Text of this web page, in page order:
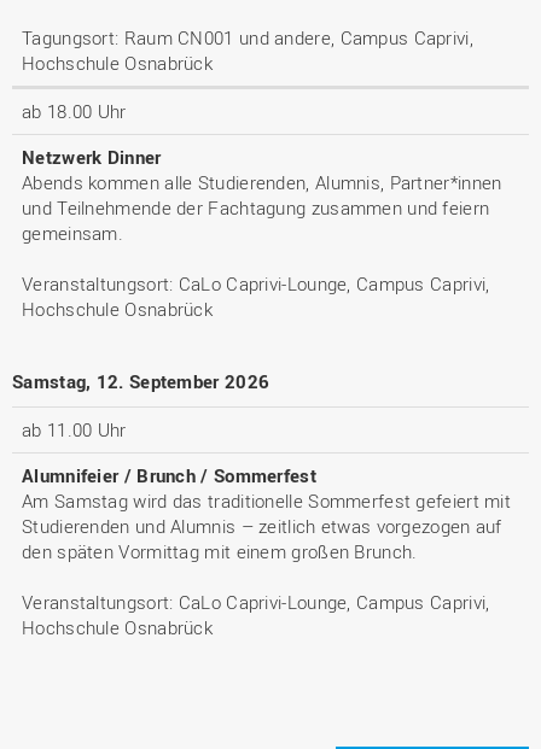
Tagungsort: Raum CN001 und andere, Campus Caprivi,
Hochschule Osnabrück
ab 18.00 Uhr
Netzwerk Dinner
Abends kommen alle Studierenden, Alumnis, Partner*innen
und Teilnehmende der Fachtagung zusammen und feiern
gemeinsam.
Veranstaltungsort: CaLo Caprivi-Lounge, Campus Caprivi,
Hochschule Osnabrück
Samstag, 12. September 2026
ab 11.00 Uhr
Alumnifeier / Brunch / Sommerfest
Am Samstag wird das traditionelle Sommerfest gefeiert mit
Studierenden und Alumnis – zeitlich etwas vorgezogen auf
den späten Vormittag mit einem großen Brunch.
Veranstaltungsort: CaLo Caprivi-Lounge, Campus Caprivi,
Hochschule Osnabrück